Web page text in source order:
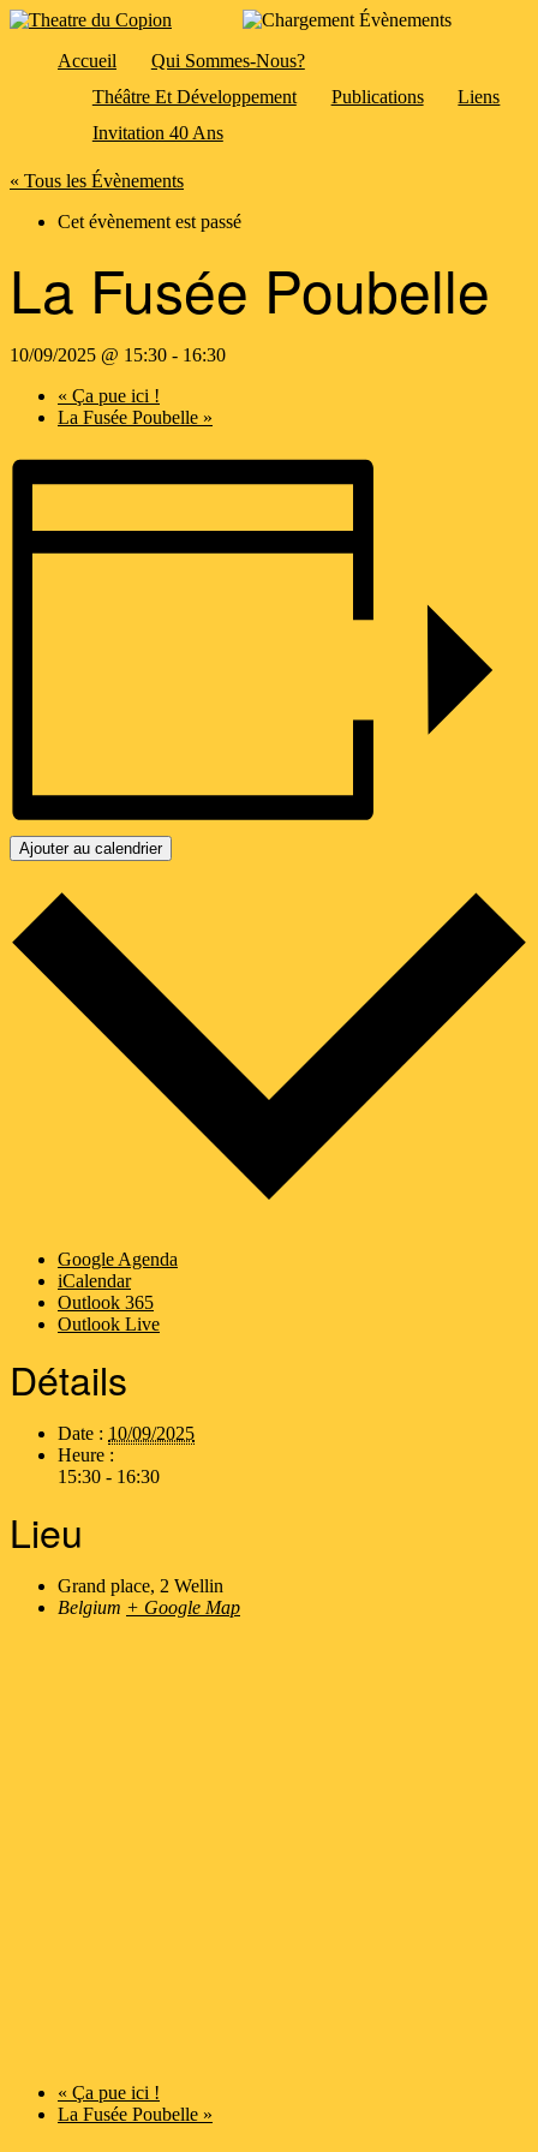
Accueil
Qui Sommes-Nous?
Théâtre Et Développement
Publications
Liens
Invitation 40 Ans
« Tous les Évènements
Cet évènement est passé
La Fusée Poubelle
10/09/2025 @ 15:30 - 16:30
« Ça pue ici !
La Fusée Poubelle »
Ajouter au calendrier
Google Agenda
iCalendar
Outlook 365
Outlook Live
Détails
Date : 10/09/2025
Heure :
15:30 - 16:30
Lieu
Grand place, 2 Wellin
Belgium + Google Map
« Ça pue ici !
La Fusée Poubelle »